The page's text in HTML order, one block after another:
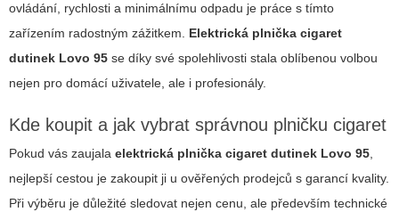
ovládání, rychlosti a minimálnímu odpadu je práce s tímto
zařízením radostným zážitkem. Elektrická plnička cigaret
dutinek Lovo 95 se díky své spolehlivosti stala oblíbenou volbou
nejen pro domácí uživatele, ale i profesionály.
Kde koupit a jak vybrat správnou plničku cigaret
Pokud vás zaujala elektrická plnička cigaret dutinek Lovo 95,
nejlepší cestou je zakoupit ji u ověřených prodejců s garancí kvality.
Při výběru je důležité sledovat nejen cenu, ale především technické